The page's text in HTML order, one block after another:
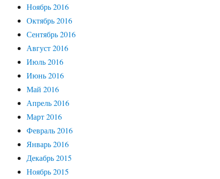
Ноябрь 2016
Октябрь 2016
Сентябрь 2016
Август 2016
Июль 2016
Июнь 2016
Май 2016
Апрель 2016
Март 2016
Февраль 2016
Январь 2016
Декабрь 2015
Ноябрь 2015